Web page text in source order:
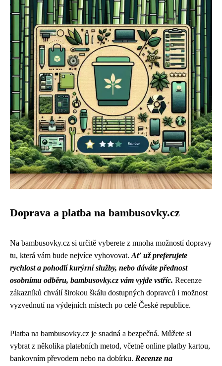
Doprava a platba na bambusovky.cz
Na bambusovky.cz si určitě vyberete z mnoha možností dopravy
tu, která vám bude nejvíce vyhovovat. Ať už preferujete
rychlost a pohodlí kurýrní služby, nebo dáváte přednost
osobnímu odběru, bambusovky.cz vám vyjde vstříc. Recenze
zákazníků chválí širokou škálu dostupných dopravců i možnost
vyzvednutí na výdejních místech po celé České republice.
Platba na bambusovky.cz je snadná a bezpečná. Můžete si
vybrat z několika platebních metod, včetně online platby kartou,
bankovním převodem nebo na dobírku. Recenze na